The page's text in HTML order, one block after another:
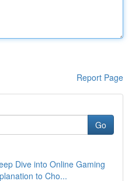
Report Page
Go
Dive into Online Gaming
to Cho...